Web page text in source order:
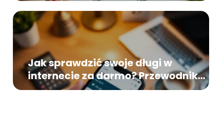
Jak sprawdzić swoje długi w
internecie za darmo? Przewodnik
krok po kroku